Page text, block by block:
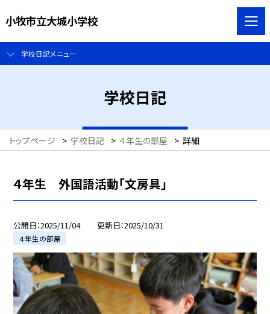
小牧市立大城小学校
学校日記メニュー
学校日記
トップページ > 学校日記 > ４年生の部屋 > 詳細
４年生 外国語活動「文房具」
公開日 2025/11/04 更新日 2025/10/31
４年生の部屋